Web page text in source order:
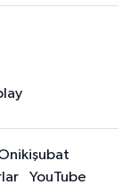
YouTube